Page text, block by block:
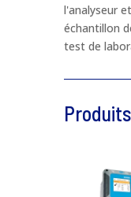
Email *
Message
l'analyseur
échantillon
test de